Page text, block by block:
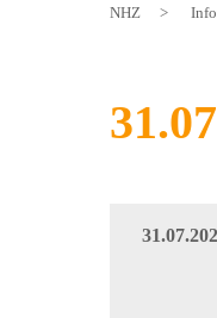
NHZ >